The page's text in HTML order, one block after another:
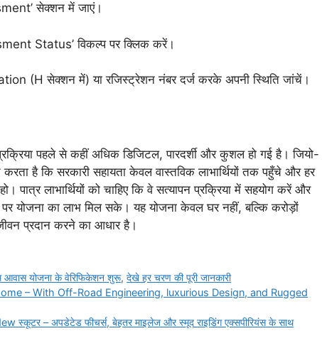
सेक्शन में जाएं।
Status’ विकल्प पर क्लिक करें।
(H सेक्शन में) या रजिस्ट्रेशन नंबर दर्ज करके अपनी स्थिति जांचें।
पहले से कहीं अधिक डिजिटल, पारदर्शी और कुशल हो गई है। जियो-
है कि सरकारी सहायता केवल वास्तविक लाभार्थियों तक पहुँचे और हर
पात्र लाभार्थियों को चाहिए कि वे सत्यापन प्रक्रिया में सहयोग करें और
योजना का लाभ मिल सके। यह योजना केवल घर नहीं, बल्कि करोड़ों
प्रदान करने का आधार है।
योजना के वेरिफिकेशन शुरू,देखे हर चरण की पूरी जानकारी
– With Off-Road Engineering, luxurious Design, and Rugged
– अपडेटेड फीचर्स, बेहतर माइलेज और स्मूद राइडिंग एक्सपीरियंस के साथ